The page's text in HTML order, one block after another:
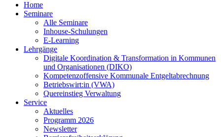
Home
Seminare
Alle Seminare
Inhouse-Schulungen
E-Learning
Lehrgänge
Digitale Koordination & Transformation in Kommunen
und Organisationen (DIKO)
Kompetenzoffensive Kommunale Entgeltabrechnung
Betriebswirt:in (VWA)
Quereinstieg Verwaltung
Service
Aktuelles
Programm 2026
Newsletter